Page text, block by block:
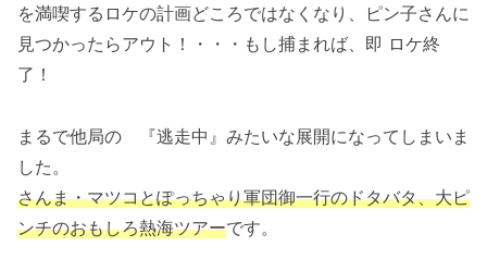
を満喫するロケの計画どころではなくなり、ピン子さんに
見つかったらアウト！・・・もし捕まれば、即 ロケ終
了！
まるで他局の 『逃走中』みたいな展開になってしまいま
した。
さんま・マツコとぽっちゃり軍団御一行のドタバタ、大ピ
ンチのおもしろ熱海ツアーです。